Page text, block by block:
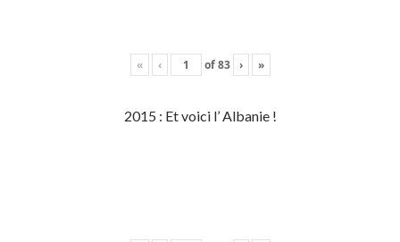
« ‹ of83 › »
2015 : Et voici l’ Albanie !